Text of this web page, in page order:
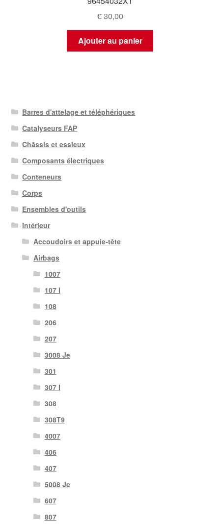
€30,00
Ajouter au panier
Barres d'attelage et téléphériques
Catalyseurs FAP
Châssis et essieux
Composants électriques
Conteneurs
Corps
Ensembles d'outils
Intérieur
Accoudoirs et appuie-tête
Airbags
1007
107 I
108
206
207
3008 Je
301
307 I
308
308T9
4007
406
407
5008 Je
607
807